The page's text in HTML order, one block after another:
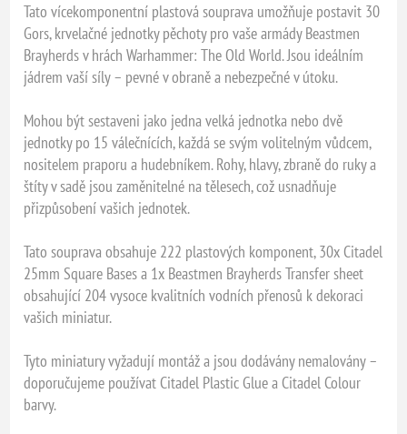
Tato vícekomponentní plastová souprava umožňuje postavit 30
Gors, krvelačné jednotky pěchoty pro vaše armády Beastmen
Brayherds v hrách Warhammer: The Old World. Jsou ideálním
jádrem vaší síly – pevné v obraně a nebezpečné v útoku.
Mohou být sestaveni jako jedna velká jednotka nebo dvě
jednotky po 15 válečnících, každá se svým volitelným vůdcem,
nositelem praporu a hudebníkem. Rohy, hlavy, zbraně do ruky a
štíty v sadě jsou zaměnitelné na tělesech, což usnadňuje
přizpůsobení vašich jednotek.
Tato souprava obsahuje 222 plastových komponent, 30x Citadel
25mm Square Bases a 1x Beastmen Brayherds Transfer sheet
obsahující 204 vysoce kvalitních vodních přenosů k dekoraci
vašich miniatur.
Tyto miniatury vyžadují montáž a jsou dodávány nemalovány –
doporučujeme používat Citadel Plastic Glue a Citadel Colour
barvy.